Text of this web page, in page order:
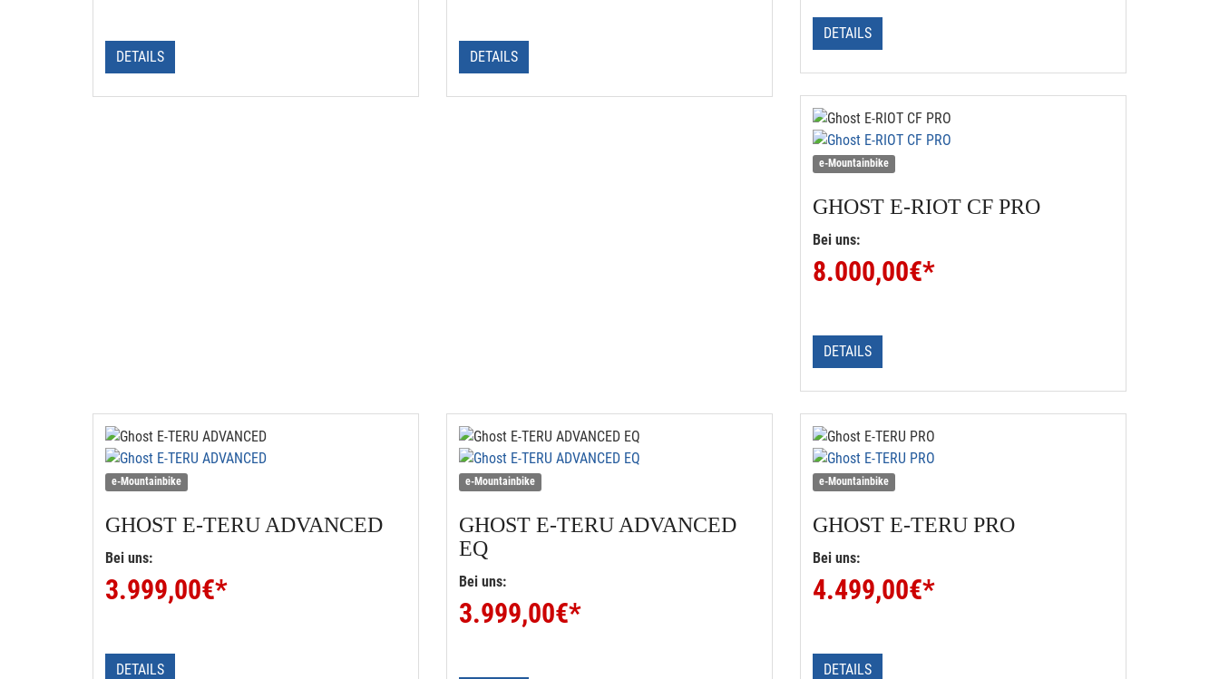
DETAILS DETAILS
DETAILS
e-Mountainbike
GHOST E-RIOT CF PRO
Bei uns:
8.000,00€*
DETAILS
e-Mountainbike
GHOST E-TERU ADVANCED
Bei uns:
3.999,00€*
DETAILS
e-Mountainbike
GHOST E-TERU ADVANCED
EQ
Bei uns:
3.999,00€*
e-Mountainbike
GHOST E-TERU PRO
Bei uns:
4.499,00€*
DETAILS